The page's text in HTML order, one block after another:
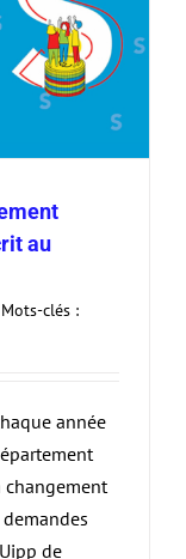
au
Mots-clés :
année
de